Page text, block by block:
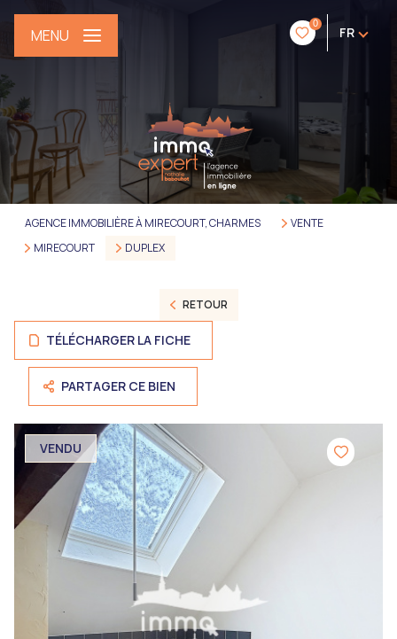
0
FR
MENU
AGENCE IMMOBILIÈRE À MIRECOURT, CHARMES
VENTE
MIRECOURT
DUPLEX
RETOUR
TÉLÉCHARGER LA FICHE
PARTAGER CE BIEN
VENDU